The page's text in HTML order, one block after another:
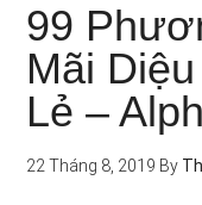
99
Mãi
Lẻ –
22 Tháng 8, 2019 By